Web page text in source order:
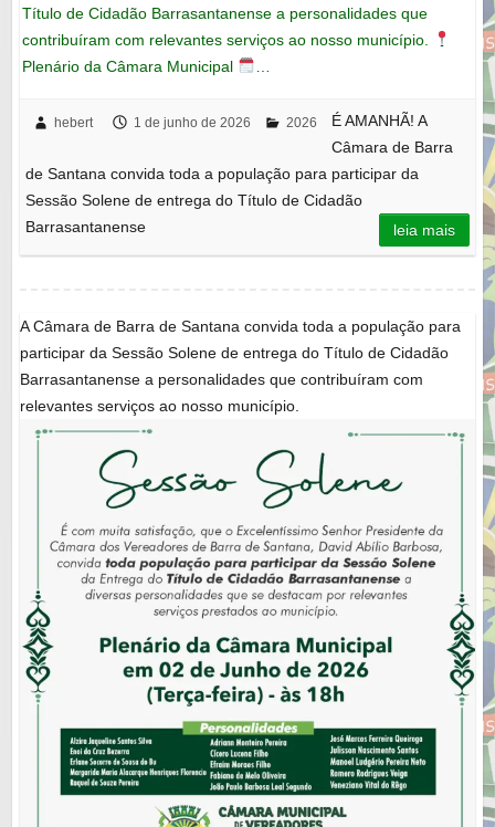
Título de Cidadão Barrasantanense a personalidades que
contribuíram com relevantes serviços ao nosso município.
Plenário da Câmara Municipal
hebert 1 de junho de 2026 2026
É AMANHÃ! A
Câmara de Barra
de Santana convida toda a população para participar da
Sessão Solene de entrega do Título de Cidadão
Barrasantanense
leia mais
A Câmara de Barra de Santana convida toda a população para
participar da Sessão Solene de entrega do Título de Cidadão
Barrasantanense a personalidades que contribuíram com
relevantes serviços ao nosso município.